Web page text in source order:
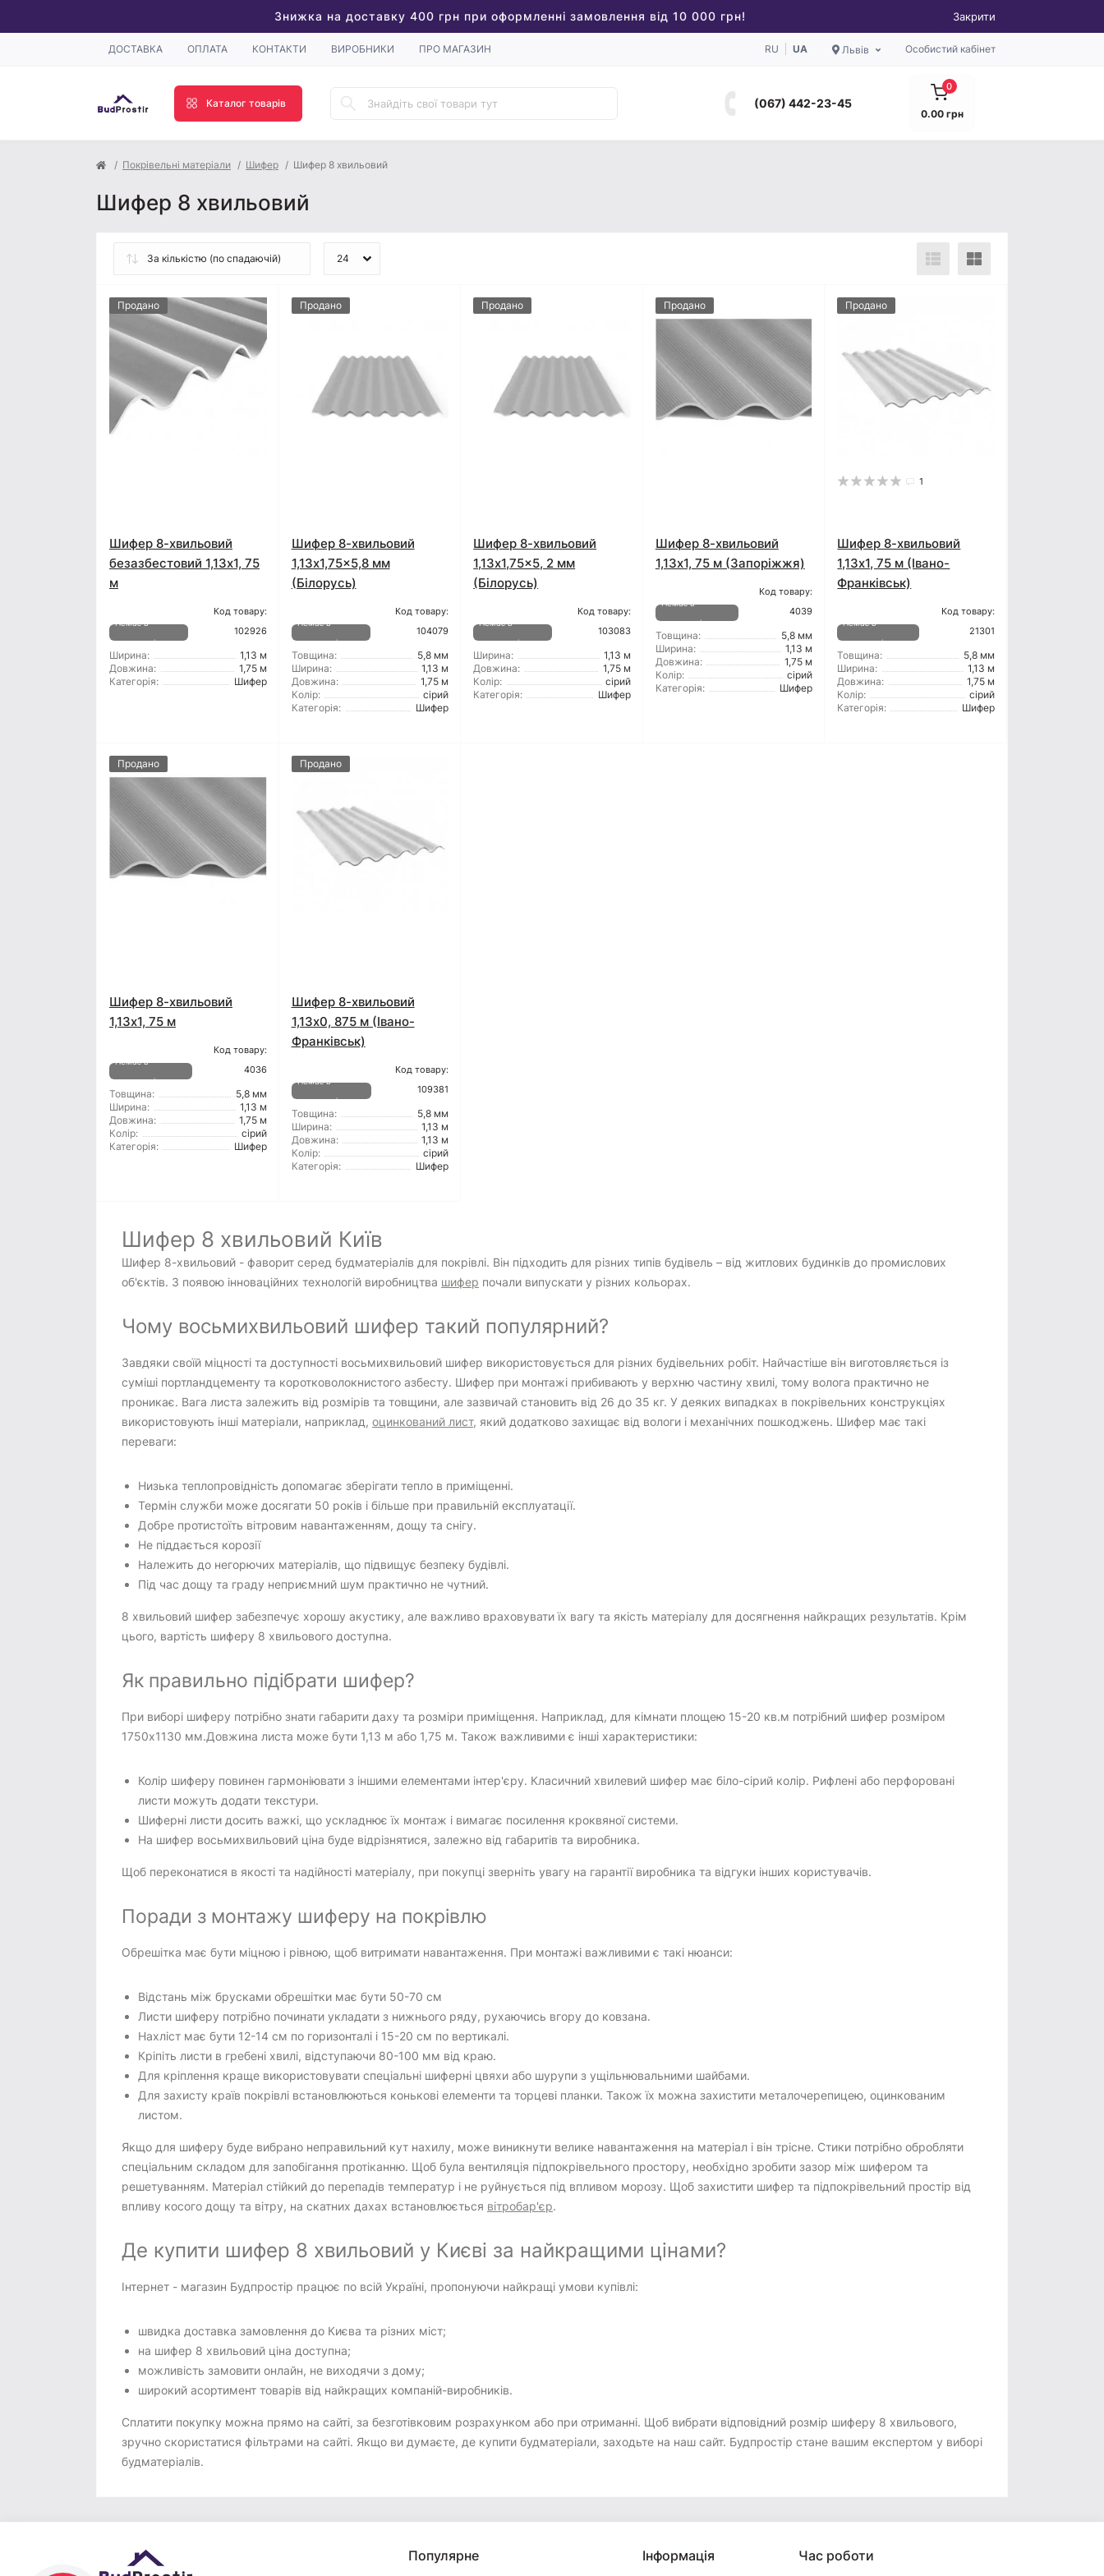
Знижка на доставку 400 грн при оформленні замовлення від 10 000 грн! Закрити
ДОСТАВКА ОПЛАТА КОНТАКТИ ВИРОБНИКИ ПРО МАГАЗИН RU UA Львів Особистий кабінет
Каталог товарів (067) 442-23-45
0
0.00 грн
Покрівельні матеріали Шифер Шифер 8 хвильовий
Шифер 8 хвильовий
Продано
Шифер 8-хвильовий
безазбестовий 1,13x1, 75
м
Немає в
наявності
Код товару:
102926
Ширина:
1,13 м
Довжина:
1,75 м
Категорія:
Шифер
Продано
Шифер 8-хвильовий
1,13x1,75x5,8 мм
(Білорусь)
Немає в
наявності
Код товару:
104079
Товщина:
5,8 мм
Ширина:
1,13 м
Довжина:
1,75 м
Колір:
сірий
Категорія:
Шифер
Продано
Шифер 8-хвильовий
1,13x1,75x5, 2 мм
(Білорусь)
Немає в
наявності
Код товару:
103083
Ширина:
1,13 м
Довжина:
1,75 м
Колір:
сірий
Категорія:
Шифер
Продано
Шифер 8-хвильовий
1,13x1, 75 м (Запоріжжя)
Немає в
наявності
Код товару:
4039
Товщина:
5,8 мм
Ширина:
1,13 м
Довжина:
1,75 м
Колір:
сірий
Категорія:
Шифер
Продано
1
Шифер 8-хвильовий
1,13x1, 75 м (Івано-
Франківськ)
Немає в
наявності
Код товару:
21301
Товщина:
5,8 мм
Ширина:
1,13 м
Довжина:
1,75 м
Колір:
сірий
Категорія:
Шифер
Продано
Шифер 8-хвильовий
1,13x1, 75 м
Немає в
наявності
Код товару:
4036
Товщина:
5,8 мм
Ширина:
1,13 м
Довжина:
1,75 м
Колір:
сірий
Категорія:
Шифер
Продано
Шифер 8-хвильовий
1,13x0, 875 м (Івано-
Франківськ)
Немає в
наявності
Код товару:
109381
Товщина:
5,8 мм
Ширина:
1,13 м
Довжина:
1,13 м
Колір:
сірий
Категорія:
Шифер
Шифер 8 хвильовий Київ
Шифер 8-хвильовий - фаворит серед будматеріалів для покрівлі. Він підходить для різних типів будівель – від житлових будинків до промислових
об'єктів. З появою інноваційних технологій виробництва шифер почали випускати у різних кольорах.
Чому восьмихвильовий шифер такий популярний?
Завдяки своїй міцності та доступності восьмихвильовий шифер використовується для різних будівельних робіт. Найчастіше він виготовляється із
суміші портландцементу та коротковолокнистого азбесту. Шифер при монтажі прибивають у верхню частину хвилі, тому волога практично не
проникає. Вага листа залежить від розмірів та товщини, але зазвичай становить від 26 до 35 кг. У деяких випадках в покрівельних конструкціях
використовують інші матеріали, наприклад, оцинкований лист, який додатково захищає від вологи і механічних пошкоджень. Шифер має такі
переваги:
Низька теплопровідність допомагає зберігати тепло в приміщенні.
Термін служби може досягати 50 років і більше при правильній експлуатації.
Добре протистоїть вітровим навантаженням, дощу та снігу.
Не піддається корозії
Належить до негорючих матеріалів, що підвищує безпеку будівлі.
Під час дощу та граду неприємний шум практично не чутний.
8 хвильовий шифер забезпечує хорошу акустику, але важливо враховувати їх вагу та якість матеріалу для досягнення найкращих результатів. Крім
цього, вартість шиферу 8 хвильового доступна.
Як правильно підібрати шифер?
При виборі шиферу потрібно знати габарити даху та розміри приміщення. Наприклад, для кімнати площею 15-20 кв.м потрібний шифер розміром
1750x1130 мм.Довжина листа може бути 1,13 м або 1,75 м. Також важливими є інші характеристики:
Колір шиферу повинен гармоніювати з іншими елементами інтер'єру. Класичний хвилевий шифер має біло-сірий колір. Рифлені або перфоровані
листи можуть додати текстури.
Шиферні листи досить важкі, що ускладнює їх монтаж і вимагає посилення кроквяної системи.
На шифер восьмихвильовий ціна буде відрізнятися, залежно від габаритів та виробника.
Щоб переконатися в якості та надійності матеріалу, при покупці зверніть увагу на гарантії виробника та відгуки інших користувачів.
Поради з монтажу шиферу на покрівлю
Обрешітка має бути міцною і рівною, щоб витримати навантаження. При монтажі важливими є такі нюанси:
Відстань між брусками обрешітки має бути 50-70 см
Листи шиферу потрібно починати укладати з нижнього ряду, рухаючись вгору до ковзана.
Нахліст має бути 12-14 см по горизонталі і 15-20 см по вертикалі.
Кріпіть листи в гребені хвилі, відступаючи 80-100 мм від краю.
Для кріплення краще використовувати спеціальні шиферні цвяхи або шурупи з ущільнювальними шайбами.
Для захисту країв покрівлі встановлюються конькові елементи та торцеві планки. Також їх можна захистити металочерепицею, оцинкованим
листом.
Якщо для шиферу буде вибрано неправильний кут нахилу, може виникнути велике навантаження на матеріал і він трісне. Стики потрібно обробляти
спеціальним складом для запобігання протіканню. Щоб була вентиляція підпокрівельного простору, необхідно зробити зазор між шифером та
решетуванням. Матеріал стійкий до перепадів температур і не руйнується під впливом морозу. Щоб захистити шифер та підпокрівельний простір від
впливу косого дощу та вітру, на скатних дахах встановлюється вітробар'єр.
Де купити шифер 8 хвильовий у Києві за найкращими цінами?
Інтернет - магазин Будпростір працює по всій Україні, пропонуючи найкращі умови купівлі:
швидка доставка замовлення до Києва та різних міст;
на шифер 8 хвильовий ціна доступна;
можливість замовити онлайн, не виходячи з дому;
широкий асортимент товарів від найкращих компаній-виробників.
Сплатити покупку можна прямо на сайті, за безготівковим розрахунком або при отриманні. Щоб вибрати відповідний розмір шиферу 8 хвильового,
зручно скористатися фільтрами на сайті. Якщо ви думаєте, де купити будматеріали, заходьте на наш сайт. Будпростір стане вашим експертом у виборі
будматеріалів.
Популярне Інформація Час роботи